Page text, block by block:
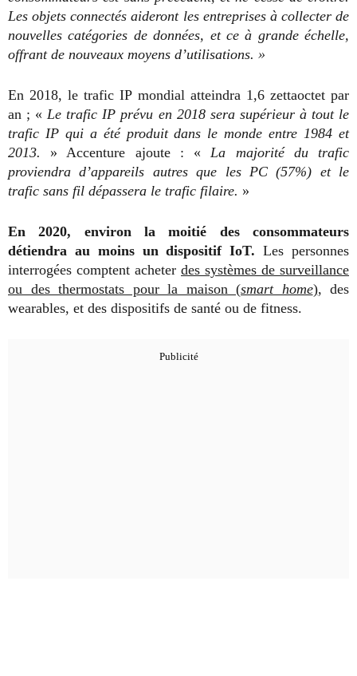
Les objets connectés aideront les entreprises à collecter de
nouvelles catégories de données, et ce à grande échelle,
offrant de nouveaux moyens d’utilisations. »
En 2018, le trafic IP mondial atteindra 1,6 zettaoctet par
an ; « Le trafic IP prévu en 2018 sera supérieur à tout le
trafic IP qui a été produit dans le monde entre 1984 et
2013. » Accenture ajoute : « La majorité du trafic
proviendra d’appareils autres que les PC (57%) et le
trafic sans fil dépassera le trafic filaire. »
En 2020, environ la moitié des consommateurs
détiendra au moins un dispositif IoT. Les personnes
interrogées comptent acheter des systèmes de surveillance
ou des thermostats pour la maison (smart home), des
wearables, et des dispositifs de santé ou de fitness.